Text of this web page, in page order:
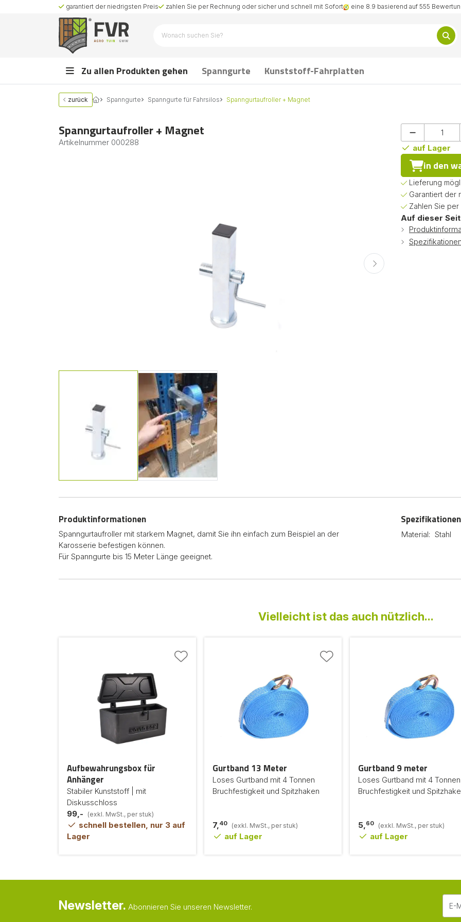
garantiert der niedrigsten Preis zahlen Sie per Rechnung oder sicher und schnell mit Sofort eine 8.9 basierend auf 555
Zu allen Produkten gehen Spanngurte Kunststoff-Fahrplatten
zurück Spanngurte Spanngurte für Fahrsilos Spanngurtaufroller + Magnet
Spanngurtaufroller + Magnet
Artikelnummer 000288
auf Lager
in den
Lieferung
Garantiert der
Zahlen Sie
Auf dieser
Produktinformationen
Spanngurtaufroller mit starkem Magnet, damit Sie ihn einfach zum Beispiel an der
Karosserie befestigen können.
Für Spanngurte bis 15 Meter Länge geeignet.
Spezifikationen
Material: Stahl
Vielleicht ist das auch nützlich...
Aufbewahrungsbox für
Anhänger
Stabiler Kunststoff | mit
Diskusschloss
99,-
(exkl. MwSt., per stuk)
schnell bestellen, nur 3 auf
Lager
Gurtband 13 Meter
Loses Gurtband mit 4 Tonnen
Bruchfestigkeit und Spitzhaken
7,40 (exkl. MwSt., per stuk)
auf Lager
Gurtband 9 meter
Loses Gurtband mit 4 Tonnen
Bruchfestigkeit und
5,60 (exkl. MwSt., per stuk)
auf Lager
Newsletter. Abonnieren Sie unseren Newsletter.